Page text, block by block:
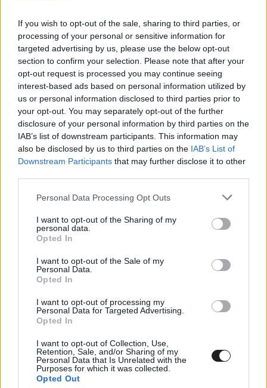
If you wish to opt-out of the sale, sharing to third parties, or
processing of your personal or sensitive information for
targeted advertising by us, please use the below opt-out
section to confirm your selection. Please note that after your
opt-out request is processed you may continue seeing
interest-based ads based on personal information utilized by
us or personal information disclosed to third parties prior to
your opt-out. You may separately opt-out of the further
disclosure of your personal information by third parties on the
IAB’s list of downstream participants. This information may
also be disclosed by us to third parties on the IAB’s List of
Downstream Participants that may further disclose it to other
Please note that this website/app uses one or more Google
not limited to your visit or usage behaviour. You may click to
grant or deny consent to Google and its third-party tags to
use your data for below specified purposes in below Google
consent section.
Personal Data Processing Opt Outs
I want to opt-out of the Sharing of my
personal data.
Opted In
I want to opt-out of the Sale of my
Personal Data.
Opted In
I want to opt-out of processing my
Personal Data for Targeted Advertising.
Opted In
I want to opt-out of Collection, Use,
Retention, Sale, and/or Sharing of my
Personal Data that Is Unrelated with the
Purposes for which it was collected.
Opted Out
hajlékonysági mizériának. Ennek eredménye lett
az a szingapúri második szabadedzés előtt
kiadott közlemény, amelyben a McLaren
megerősítette, nem fogja többé használni a
hátsó szárny Bakuban látott változatát.
FORMA-1
A drukkerek kiakadtak – a McLaren
„Noha a Bakuban használt hátsó
teljesíti az FIA összes hajlékonysági tesztjét, az
FIA-val folytatott egyeztetésünket követően a
McLarennél felajánlottuk, hogy apró
módosításokat hajtunk végre a szárnyon. Arra
számítunk, hogy az FIA a többi csapattal is
hasonló beszélgetéseket folytat majd a hátsó
szárnyuk megfelelőségével kapcsolatban” – szól